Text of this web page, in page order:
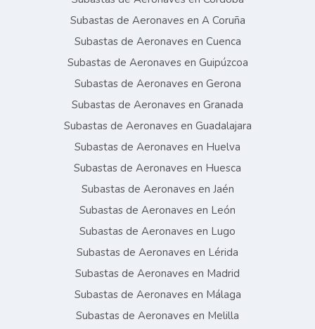
Subastas de Aeronaves en A Coruña
Subastas de Aeronaves en Cuenca
Subastas de Aeronaves en Guipúzcoa
Subastas de Aeronaves en Gerona
Subastas de Aeronaves en Granada
Subastas de Aeronaves en Guadalajara
Subastas de Aeronaves en Huelva
Subastas de Aeronaves en Huesca
Subastas de Aeronaves en Jaén
Subastas de Aeronaves en León
Subastas de Aeronaves en Lugo
Subastas de Aeronaves en Lérida
Subastas de Aeronaves en Madrid
Subastas de Aeronaves en Málaga
Subastas de Aeronaves en Melilla